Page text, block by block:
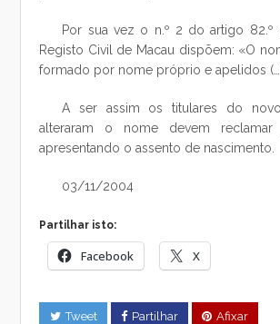
Por sua vez o n.º 2 do artigo
Registo Civil de Macau dispõem: «O
formado por nome próprio e apelidos
A ser assim os titulares do
alteraram o nome devem
apresentando o assento de nascimento.
03/11/2004
Partilhar isto:
Facebook X
Tweet Partilhar Afixar